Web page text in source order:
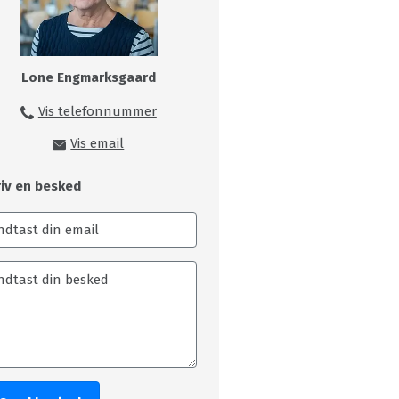
Lone Engmarksgaard
Vis telefonnummer
Vis email
loe@skivecollege.dk
en besked